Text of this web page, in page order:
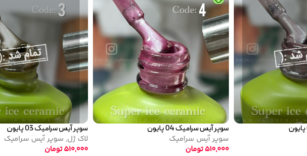
سوپر آیس سرامیک 03 پایون
لاک ژل,سوپر آیس سرامیک
510,000تومان
سوپر آیس سرامیک 05 پایون
سوپر آیس سرامیک
510,000تومان